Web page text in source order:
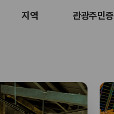
지역 관광주민증